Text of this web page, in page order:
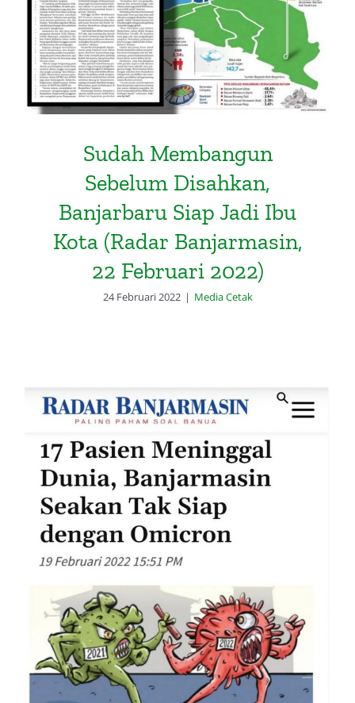
Sudah Membangun
Sebelum Disahkan,
Banjarbaru Siap Jadi Ibu
Kota (Radar Banjarmasin,
22 Februari 2022)
24 Februari 2022 | Media Cetak
17 Pasien Meninggal Dunia,
Banjarmasin Seakan Tak Siap
dengan Omicron (Radar
Banjarmasin, 19 Februari 2022)